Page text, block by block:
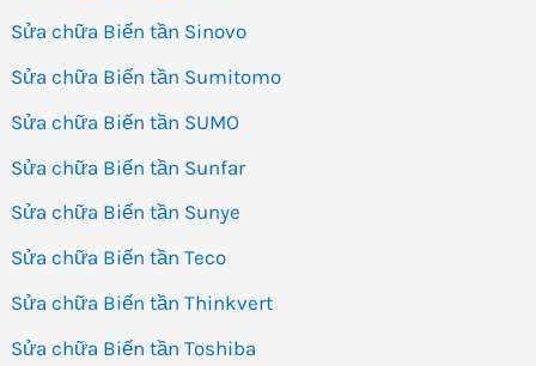
Sửa chữa Biến tần Sinovo
Sửa chữa Biến tần Sumitomo
Sửa chữa Biến tần SUMO
Sửa chữa Biến tần Sunfar
Sửa chữa Biến tần Sunye
Sửa chữa Biến tần Teco
Sửa chữa Biến tần Thinkvert
Sửa chữa Biến tần Toshiba